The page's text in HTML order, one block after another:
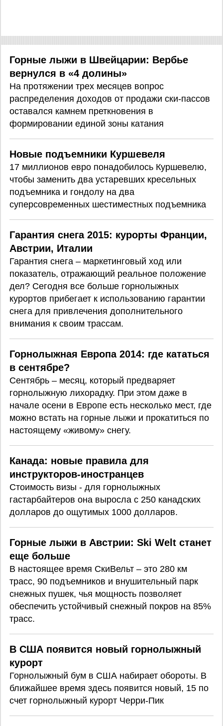
Горные лыжи в Швейцарии: Вербье
вернулся в «4 долины»
На протяжении трех месяцев вопрос
распределения доходов от продажи ски-пассов
оставался камнем преткновения в
формировании единой зоны катания
Новые подъемники Куршевеля
17 миллионов евро понадобилось Куршевелю,
чтобы заменить два устаревших кресельных
подъемника и гондолу на два
суперсовременных шестиместных подъемника
Гарантия снега 2015: курорты Франции,
Австрии, Италии
Гарантия снега – маркетинговый ход или
показатель, отражающий реальное положение
дел? Сегодня все больше горнолыжных
курортов прибегает к использованию гарантии
снега для привлечения дополнительного
внимания к своим трассам.
Горнолыжная Европа 2014: где кататься
в сентябре?
Сентябрь – месяц, который предваряет
горнолыжную лихорадку. При этом даже в
начале осени в Европе есть несколько мест, где
можно встать на горные лыжи и прокатиться по
настоящему «живому» снегу.
Канада: новые правила для
инструкторов-иностранцев
Стоимость визы - для горнолыжных
гастарбайтеров она выросла с 250 канадских
долларов до ощутимых 1000 долларов.
Горные лыжи в Австрии: Ski Welt станет
еще больше
В настоящее время СкиВельт – это 280 км
трасс, 90 подъемников и внушительный парк
снежных пушек, чья мощность позволяет
обеспечить устойчивый снежный покров на 85%
трасс.
В США появится новый горнолыжный
курорт
Горнолыжный бум в США набирает обороты. В
ближайшее время здесь появится новый, 15 по
счет горнолыжный курорт Черри-Пик